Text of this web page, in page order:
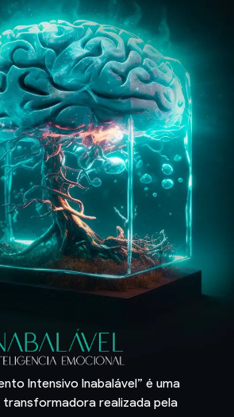
Intensivo Inabalável” é uma
transformadora realizada pela